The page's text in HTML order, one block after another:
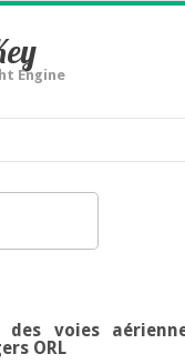
Engine
voies
ORL